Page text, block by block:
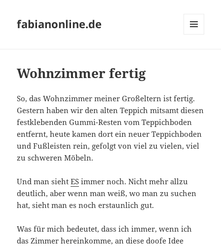
fabianonline.de
Wohnzimmer fertig
So, das Wohnzimmer meiner Großeltern ist fertig.
Gestern haben wir den alten Teppich mitsamt diesen
festklebenden Gummi-Resten vom Teppichboden
entfernt, heute kamen dort ein neuer Teppichboden
und Fußleisten rein, gefolgt von viel zu vielen, viel
zu schweren Möbeln.
Und man siehtES immer noch. Nicht mehr allzu
deutlich, aber wenn man weiß, wo man zu suchen
hat, sieht man es noch erstaunlich gut.
Was für mich bedeutet, dass ich immer, wenn ich
das Zimmer hereinkomme, an diese doofe Idee